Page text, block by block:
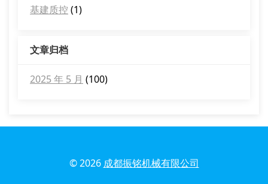
基建质控 (1)
文章归档
2025 年 5 月 (100)
© 2026 成都振铭机械有限公司